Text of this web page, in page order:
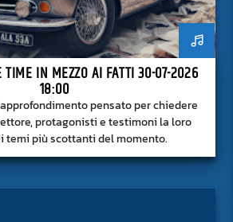
TIME IN MEZZO AI FATTI 30-07-2026
18:00
pensato per chiedere
protagonisti e testimoni la loro
temi più scottanti del momento.